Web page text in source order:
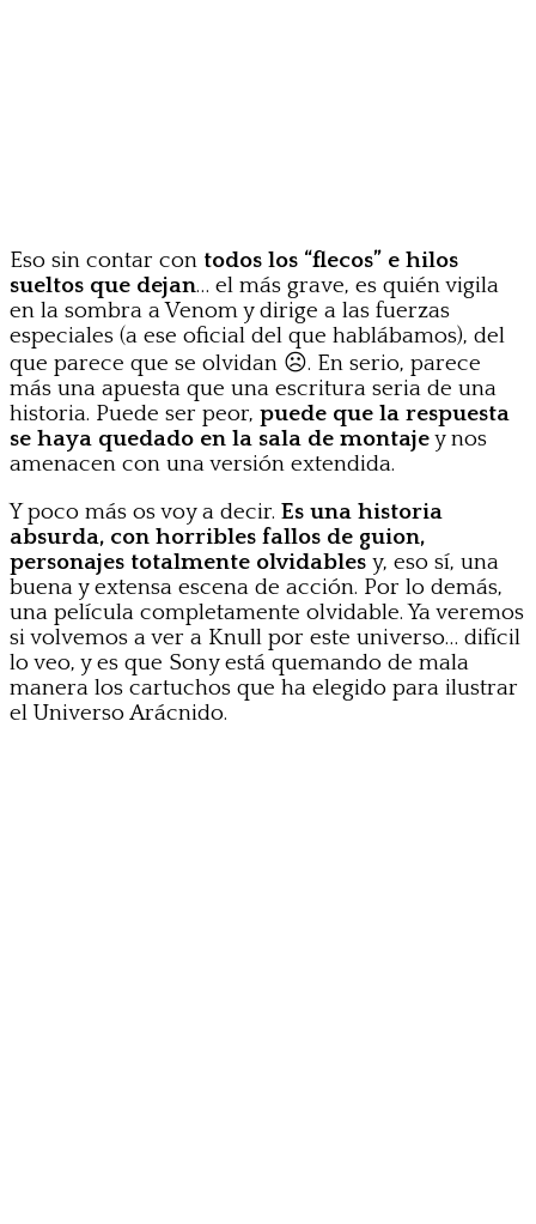
Eso sin contar con todos los “flecos” e hilos
sueltos que dejan… el más grave, es quién vigila
en la sombra a Venom y dirige a las fuerzas
especiales (a ese oficial del que hablábamos), del
que parece que se olvidan ☹. En serio, parece
más una apuesta que una escritura seria de una
historia. Puede ser peor, puede que la respuesta
se haya quedado en la sala de montajey nos
amenacen con una versión extendida.
Y poco más os voy a decir. Es una historia
absurda, con horribles fallos de guion,
personajes totalmente olvidables y, eso sí, una
buena y extensa escena de acción. Por lo demás,
una película completamente olvidable. Ya veremos
si volvemos a ver a Knull por este universo… difícil
lo veo, y es que Sony está quemando de mala
manera los cartuchos que ha elegido para ilustrar
el Universo Arácnido.